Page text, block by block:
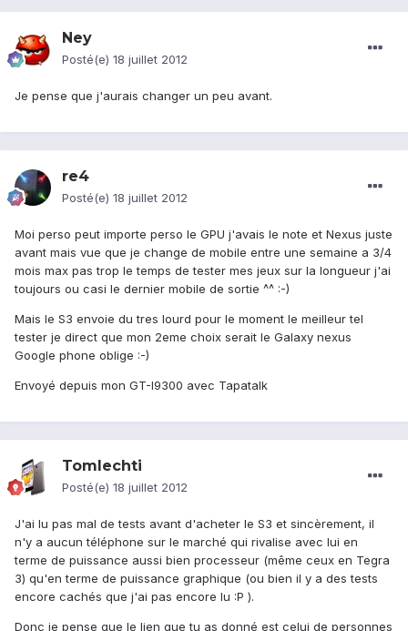
Ney
Posté(e) 18 juillet 2012
Je pense que j'aurais changer un peu avant.
re4
Posté(e) 18 juillet 2012
Moi perso peut importe perso le GPU j'avais le note et Nexus juste
avant mais vue que je change de mobile entre une semaine a 3/4
mois max pas trop le temps de tester mes jeux sur la longueur j'ai
toujours ou casi le dernier mobile de sortie ^^ :-)
Mais le S3 envoie du tres lourd pour le moment le meilleur tel
tester je direct que mon 2eme choix serait le Galaxy nexus
Google phone oblige :-)
Envoyé depuis mon GT-I9300 avec Tapatalk
Tomlechti
Posté(e) 18 juillet 2012
J'ai lu pas mal de tests avant d'acheter le S3 et sincèrement, il
n'y a aucun téléphone sur le marché qui rivalise avec lui en
terme de puissance aussi bien processeur (même ceux en Tegra
3) qu'en terme de puissance graphique (ou bien il y a des tests
encore cachés que j'ai pas encore lu :P ).
Donc je pense que le lien que tu as donné est celui de personnes